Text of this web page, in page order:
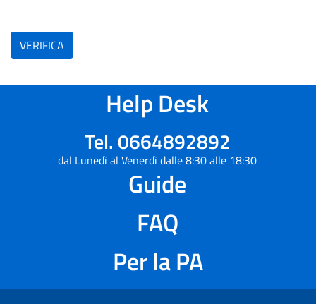
VERIFICA
Help Desk
Tel. 0664892892
dal Lunedì al Venerdì dalle 8:30 alle 18:30
Guide
FAQ
Per la PA